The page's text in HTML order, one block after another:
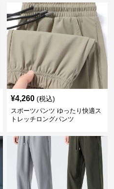
¥4,260 (税込)
スポーツパンツ ゆったり快適ス
トレッチロングパンツ